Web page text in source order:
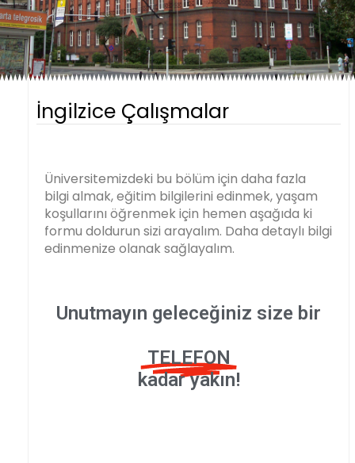
İngilzice Çalışmalar
Üniversitemizdeki bu bölüm için daha fazla
bilgi almak, eğitim bilgilerini edinmek, yaşam
koşullarını öğrenmek için hemen aşağıda ki
formu doldurun sizi arayalım. Daha detaylı bilgi
edinmenize olanak sağlayalım.
Unutmayın geleceğiniz size bir
TELEFON
kadar yakın!